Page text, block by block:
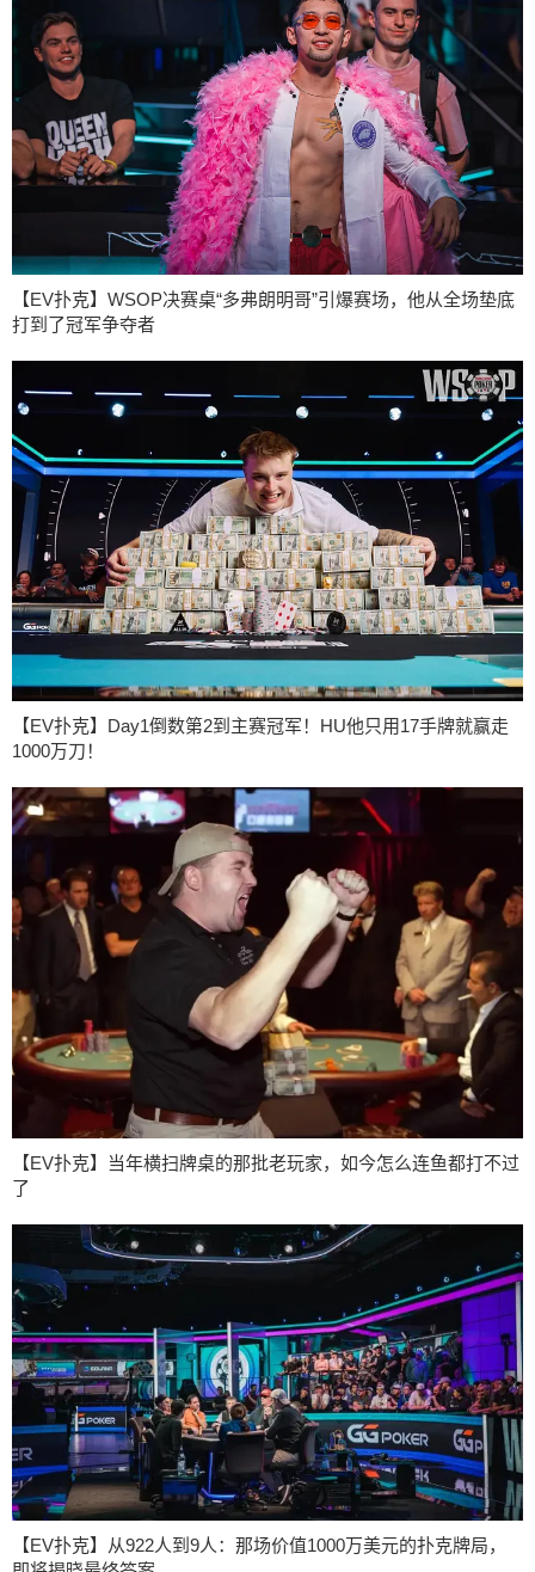
【EV扑克】WSOP决赛桌“多弗朗明哥”引爆赛场，他从全场垫底
打到了冠军争夺者
【EV扑克】Day1倒数第2到主赛冠军！HU他只用17手牌就赢走
1000万刀！
【EV扑克】当年横扫牌桌的那批老玩家，如今怎么连鱼都打不过
了
【EV扑克】从922人到9人：那场价值1000万美元的扑克牌局，